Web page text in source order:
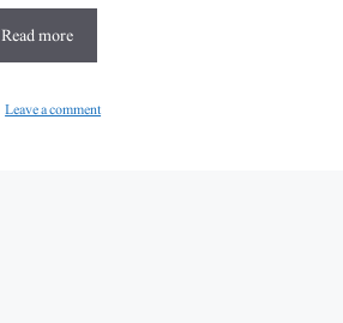
Read more
Leave a comment